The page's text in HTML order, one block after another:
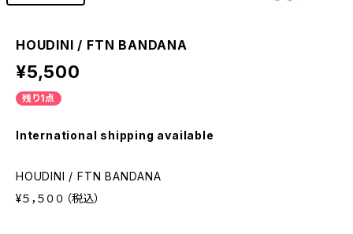
HOUDINI / FTN BANDANA
¥5,500
残り1点
International shipping available
HOUDINI / FTN BANDANA
¥５，５００（税込）